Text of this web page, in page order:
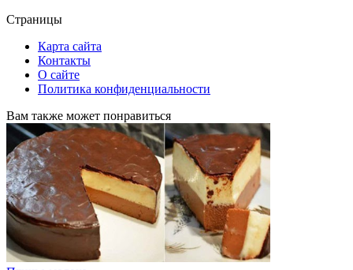
Страницы
Карта сайта
Контакты
О сайте
Политика конфиденциальности
Вам также может понравиться